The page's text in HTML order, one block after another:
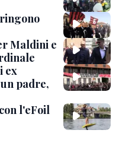
Maldini e
ex
padre,
l'eFoil